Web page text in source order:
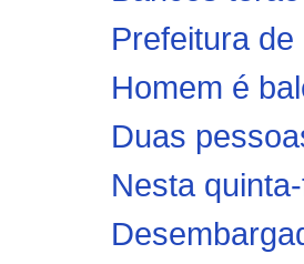
Prefeitura
Homem é
Duas
Nesta